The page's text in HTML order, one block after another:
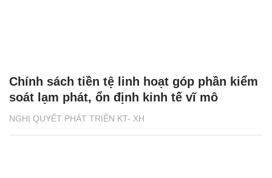
NGHỊ QUYẾT PHÁT TRIỂN KT- XH
Chính sách tiền tệ linh hoạt góp phần kiểm
soát lạm phát, ổn định kinh tế vĩ mô